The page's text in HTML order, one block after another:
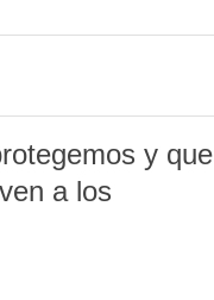
y que
a los